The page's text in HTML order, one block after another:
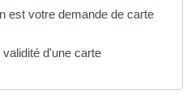
est votre demande de carte
d'une carte